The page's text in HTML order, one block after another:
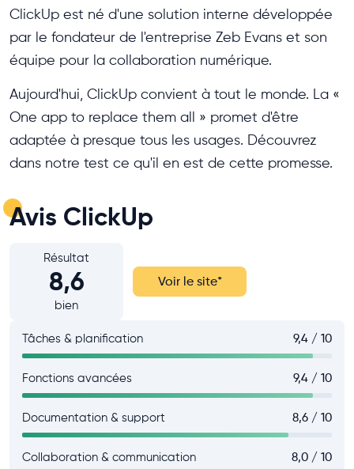
ClickUp est né d'une solution interne développée
par le fondateur de l'entreprise Zeb Evans et son
équipe pour la collaboration numérique.
Aujourd'hui, ClickUp convient à tout le monde. La «
One app to replace them all » promet d'être
adaptée à presque tous les usages. Découvrez
dans notre test ce qu'il en est de cette promesse.
Avis ClickUp
Résultat
8,6
bien
Voir le site*
Tâches & planification 9,4 / 10
Fonctions avancées 9,4 / 10
Documentation & support 8,6 / 10
Collaboration & communication 8,0 / 10